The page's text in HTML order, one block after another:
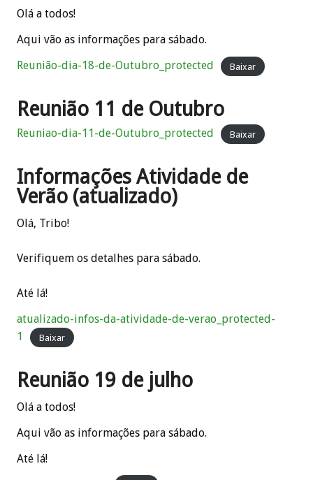
Olá a todos!
Aqui vão as informações para sábado.
Reunião-dia-18-de-Outubro_protected
Baixar
Reunião 11 de Outubro
Reuniao-dia-11-de-Outubro_protected Baixar
Informações Atividade de
Verão (atualizado)
Olá, Tribo!
Verifiquem os detalhes para sábado.
Até lá!
atualizado-infos-da-atividade-de-verao_protected-
1
Baixar
Reunião 19 de julho
Olá a todos!
Aqui vão as informações para sábado.
Até lá!